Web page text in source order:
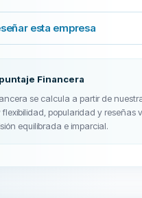
esta empresa
Financera
se calcula a partir de
flexibilidad, popularidad y reseñas
equilibrada e imparcial.